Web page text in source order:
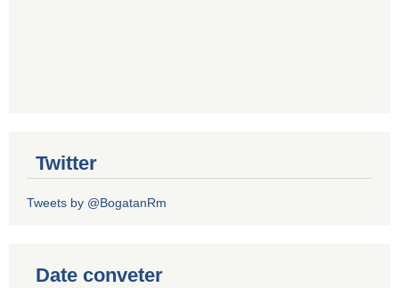
Twitter
Tweets by @BogatanRm
Date conveter